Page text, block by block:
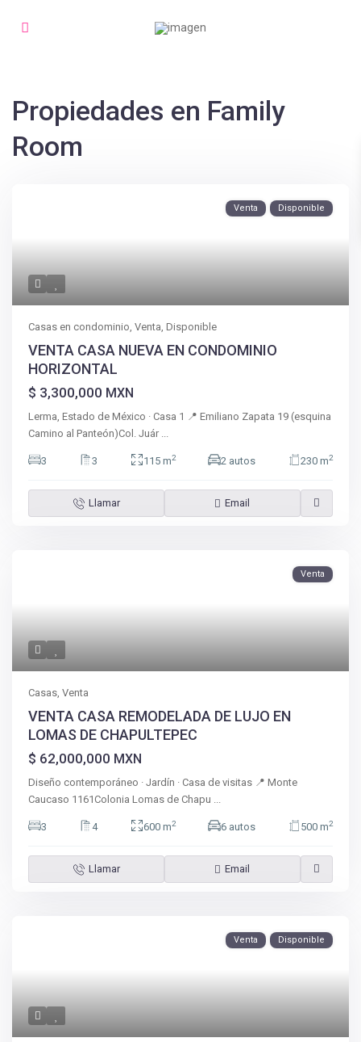
Propiedades en Family
Room
Venta Disponible
Casas en condominio,Venta,Disponible
VENTA CASA NUEVA EN CONDOMINIO
HORIZONTAL
$ 3,300,000 MXN
Lerma, Estado de México · Casa 1 📍 Emiliano Zapata 19 (esquina
Camino al Panteón)Col. Juár ...
3 3 115 m2 2 autos 230 m2
Llamar Email
Venta
Casas,Venta
VENTA CASA REMODELADA DE LUJO EN
LOMAS DE CHAPULTEPEC
$ 62,000,000 MXN
Diseño contemporáneo · Jardín · Casa de visitas 📍 Monte
Caucaso 1161Colonia Lomas de Chapu ...
3 4 600 m2 6 autos 500 m2
Llamar Email
Venta Disponible